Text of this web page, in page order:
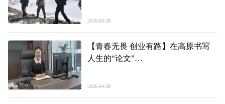
2026-04-28
【青春无畏 创业有路】在高原书写
人生的“论文”
2026-04-28